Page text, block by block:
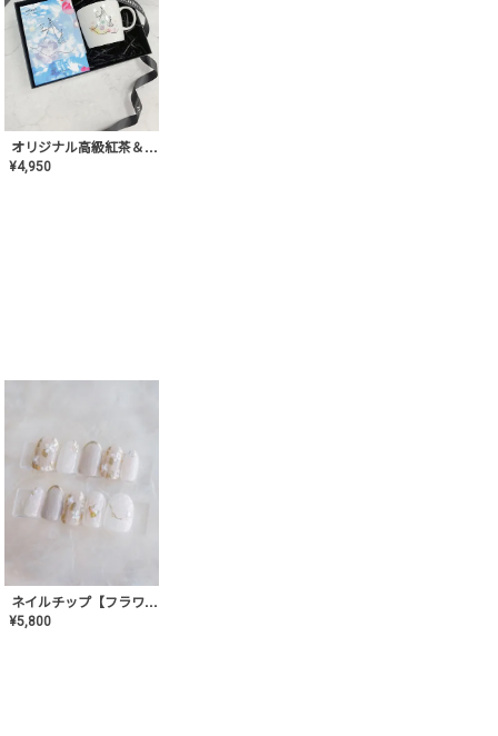
オリジナル高級紅茶＆マグカップ ギフト【AT-GF-02】ギフトセット/プレゼント/内祝い/結婚式/ハーブティー/高品質/マグカップ/食器/記念日/お返し/手土産/美容/おしゃれ
¥4,950
ネイルチップ【フラワーシフォンネイル】MK-CONA-03
¥5,800